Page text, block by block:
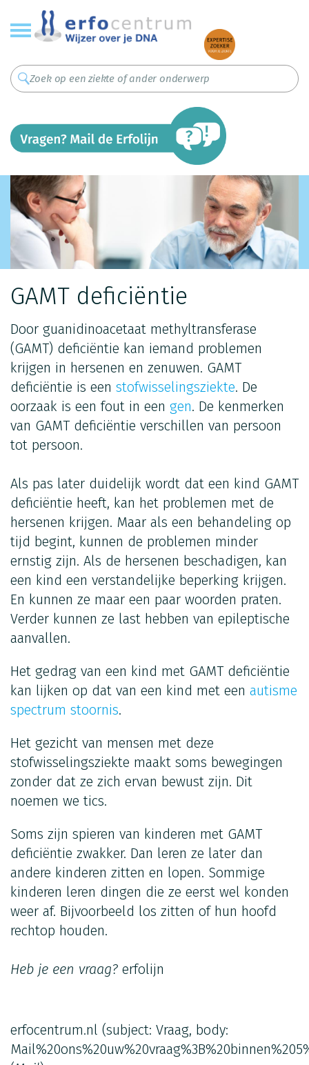
Overslaan
en
naar
inhoud
gaan
GAMT deficiëntie
Door guanidinoacetaat methyltransferase
(GAMT) deficiëntie kan iemand problemen
krijgen in hersenen en zenuwen. GAMT
deficiëntie is een stofwisselingsziekte. De
oorzaak is een fout in een gen. De kenmerken
van GAMT deficiëntie verschillen van persoon
tot persoon.
Als pas later duidelijk wordt dat een kind GAMT
deficiëntie heeft, kan het problemen met de
hersenen krijgen. Maar als een behandeling op
tijd begint, kunnen de problemen minder
ernstig zijn. Als de hersenen beschadigen, kan
een kind een verstandelijke beperking krijgen.
En kunnen ze maar een paar woorden praten.
Verder kunnen ze last hebben van epileptische
aanvallen.
Het gedrag van een kind met GAMT deficiëntie
kan lijken op dat van een kind met een autisme
spectrum stoornis.
Het gezicht van mensen met deze
stofwisselingsziekte maakt soms bewegingen
zonder dat ze zich ervan bewust zijn. Dit
noemen we tics.
Soms zijn spieren van kinderen met GAMT
deficiëntie zwakker. Dan leren ze later dan
andere kinderen zitten en lopen. Sommige
kinderen leren dingen die ze eerst wel konden
weer af. Bijvoorbeeld los zitten of hun hoofd
rechtop houden.
Heb je een vraag? erfolijn
erfocentrum.nl (subject: Vraag, body: